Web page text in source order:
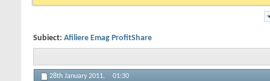
Subiect: Afiliere Emag ProfitShare
28th January 2011, 01:30